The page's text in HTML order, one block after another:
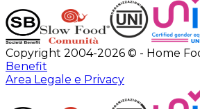
Copyright 2004-2026 © - Home
Benefit
Area Legale e Privacy